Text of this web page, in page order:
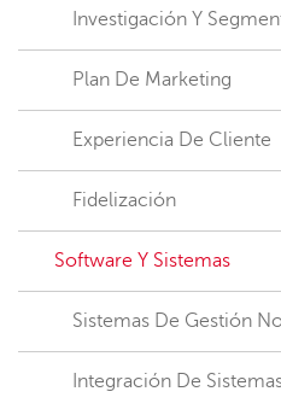
Investigación Y
Plan De Marketing
Experiencia De Cliente
Fidelización
Software Y Sistemas
Sistemas De Gestión
Integración De